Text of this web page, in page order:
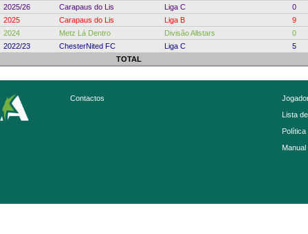
2025/26
Carapaus do Lis Liga C
0
2025
Carapaus do Lis Liga B
9
2024
Metz Lá Dentro Divisão Allstars
0
2022/23
ChesterNited FC Liga C
5
TOTAL
Contactos
Lista
Política